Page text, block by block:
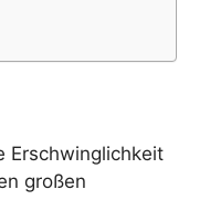
Erschwinglichkeit
großen